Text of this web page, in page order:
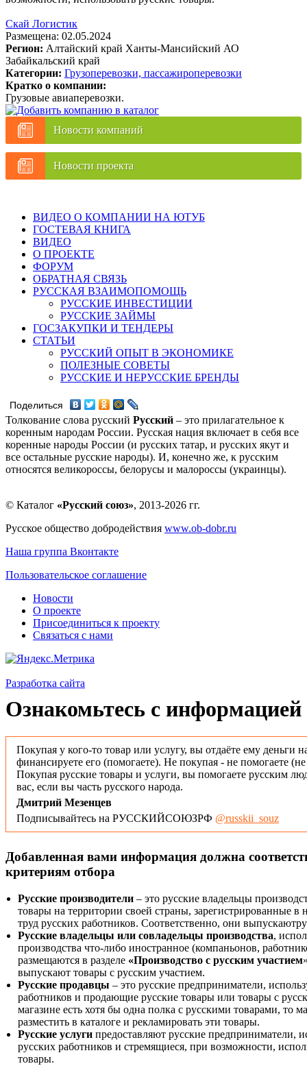
Скай Логистик
Размещена: 02.05.2024
Регион: Алтайский край Ханты-Мансийский АО
Забайкальский край
Категории: Грузоперевозки, пассажироперевозки
Кратко о компании:
Грузовые авиаперевозки.
Новости компаний
Новости проекта
ВИДЕО О КОМПАНИИ НА ЮТУБ
ГОСТЕВАЯ КНИГА
ВИДЕО
О ПРОЕКТЕ
ФОРУМ
ОБРАТНАЯ СВЯЗЬ
РУССКАЯ ВЗАИМОПОМОЩЬ
РУССКИЕ ИНВЕСТИЦИИ
РУССКИЕ ЗАЙМЫ
ГОСЗАКУПКИ И ТЕНДЕРЫ
СТАТЬИ
РУССКИЙ ОПЫТ В ЭКОНОМИКЕ
ПОЛЕЗНЫЕ СОВЕТЫ
РУССКИЕ И НЕРУССКИЕ БРЕНДЫ
Поделиться
Толкование слова русский Русский – это прилагательное к
коренным народам России. Русская нация включает в себя все
коренные народы России (и русских татар, и русских якут и
все остальные русские народы). И, конечно же, к русским
относятся великороссы, белорусы и малороссы (украинцы).
© Каталог «Русский союз», 2013-2026 гг.
Русское общество добродействия www.ob-dobr.ru
Наша группа Вконтакте
Пользовательское соглашение
Новости
О проекте
Присоединиться к проекту
Связаться с нами
Разработка сайта
Ознакомьтесь с информацией
Покупая у кого-то товар или услугу, вы отдаёте ему деньги
финансируете его (помогаете). Не покупая - не помогаете
Покупая русские товары и услуги, вы помогаете русским
вас, если вы часть русского народа.
Дмитрий Мезенцев
Подписывайтесь на РУССКИЙСОЮЗРФ @russkii_souz
Добавленная вами информация должна
критериям отбора
Русские производители – это русские владельцы
товары на территории своей страны, зарегистрированные
труд русских работников. Соответственно, они
Русские владельцы или совладельцы производства,
производства что-либо иностранное (компаньонов,
размещаются в разделе «Производство с русским участием
выпускают товары с русским участием.
Русские продавцы – это русские предприниматели,
работников и продающие русские товары или товары с
магазине есть хотя бы одна полка с русскими товарами, то
разместить в каталоге и рекламировать эти товары.
Русские услуги предоставляют русские предприниматели,
русских работников и стремящиеся, при возможности,
товары.